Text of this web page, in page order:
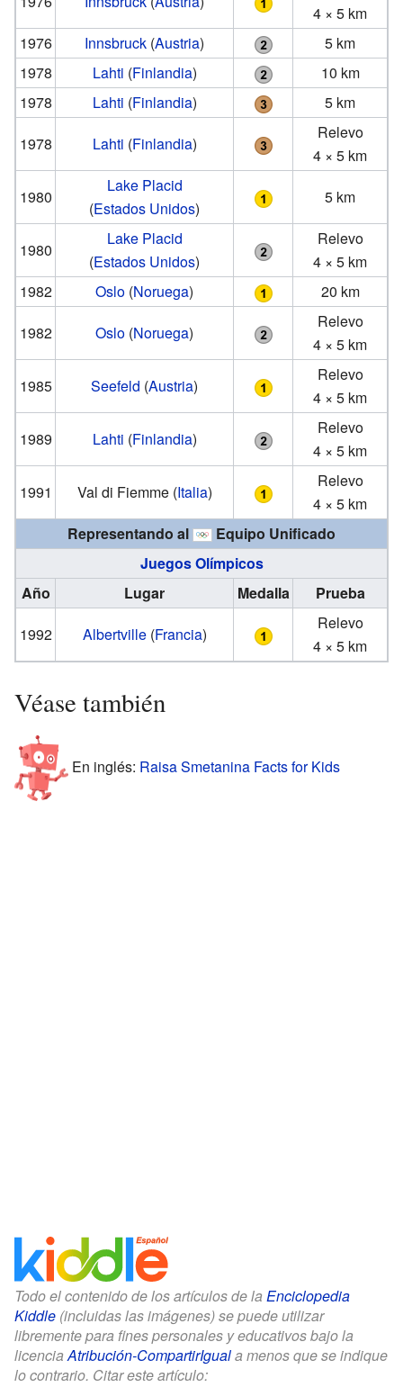
4 × 5 km
1976
Innsbruck (Austria)
5 km
1978
Lahti (Finlandia)
10 km
1978
Lahti (Finlandia)
5 km
1978
Lahti (Finlandia)
Relevo
4 × 5 km
1980
Lake Placid
(Estados Unidos)
5 km
1980
Lake Placid
(Estados Unidos)
Relevo
4 × 5 km
1982
Oslo (Noruega)
20 km
1982
Oslo (Noruega)
Relevo
4 × 5 km
1985
Seefeld (Austria)
Relevo
4 × 5 km
1989
Lahti (Finlandia)
Relevo
4 × 5 km
1991
Val di Fiemme (Italia)
Relevo
4 × 5 km
Representando al
Equipo Unificado
Juegos Olímpicos
Año
Lugar Medalla
Prueba
1992
Albertville (Francia)
Relevo
4 × 5 km
Véase también
En inglés: Raisa Smetanina Facts for Kids
Todo el contenido de los artículos de la Enciclopedia
Kiddle (incluidas las imágenes) se puede utilizar
libremente para fines personales y educativos bajo la
licenciaAtribución-CompartirIguala menos que se indique
lo contrario. Citar este artículo: